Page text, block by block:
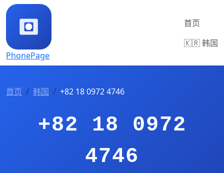
PhonePage
首页
🇰🇷 韩国
首页 韩国 +82 18 0972 4746
+82 18 0972
4746